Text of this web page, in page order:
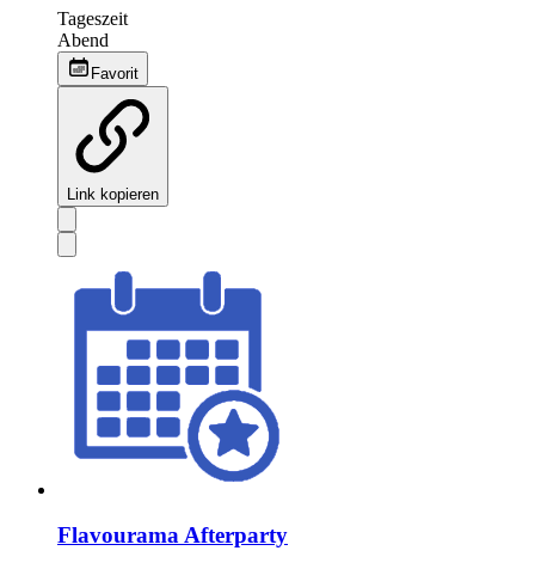
Tageszeit
Abend
Favorit
Link kopieren
Flavourama Afterparty